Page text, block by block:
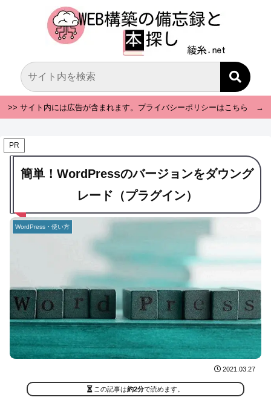
>> サイト内には広告が含まれます。プライバシーポリシーはこちら →
PR
簡単！WordPressのバージョンをダウング
レード（プラグイン）
WordPress・使い方
2021.03.27
この記事は約2分で読めます。